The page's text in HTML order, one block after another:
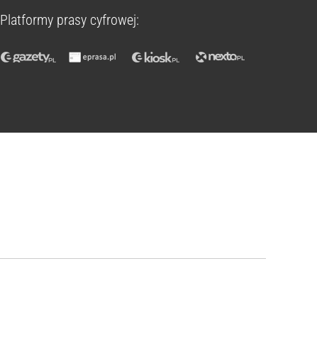
Platformy prasy cyfrowej: